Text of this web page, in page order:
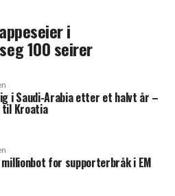
i
100 seirer
i Saudi-Arabia etter et halvt år –
til Kroatia
for supporterbråk i EM